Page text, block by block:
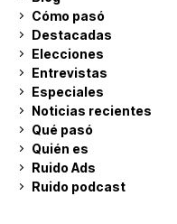
Cómo pasó
Destacadas
Elecciones
Entrevistas
Especiales
Noticias recientes
Qué pasó
Quién es
Ruido Ads
Ruido podcast